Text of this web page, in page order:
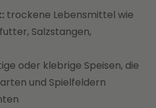
trockene Lebensmittel wie
Salzstangen,
oder klebrige Speisen, die
und Spielfeldern